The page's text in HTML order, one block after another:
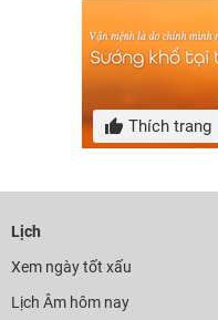
Thích trang
Lịch
Xem ngày tốt xấu
Lịch Âm hôm nay